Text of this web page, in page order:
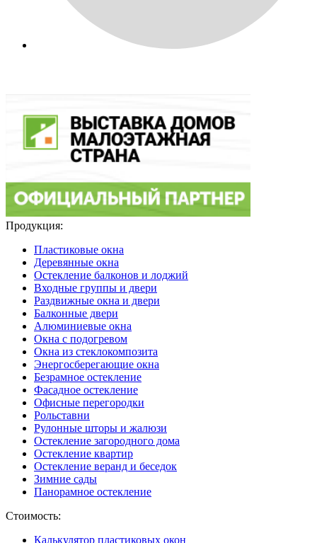
Продукция:
Пластиковые окна
Деревянные окна
Остекление балконов и лоджий
Входные группы и двери
Раздвижные окна и двери
Балконные двери
Алюминиевые окна
Окна с подогревом
Окна из стеклокомпозита
Энергосберегающие окна
Безрамное остекление
Фасадное остекление
Офисные перегородки
Рольставни
Рулонные шторы и жалюзи
Остекление загородного дома
Остекление квартир
Остекление веранд и беседок
Зимние сады
Панорамное остекление
Стоимость:
Калькулятор пластиковых окон